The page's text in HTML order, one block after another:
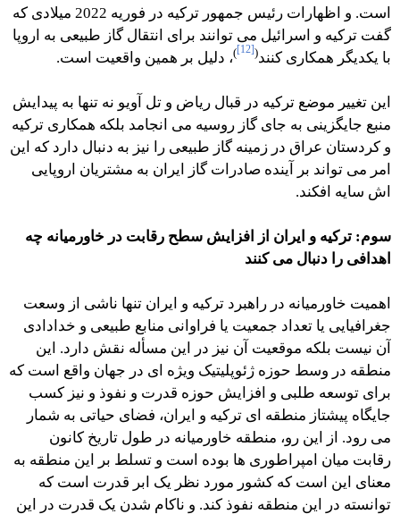
است. و اظهارات رئیس جمهور ترکیه در فوریه 2022 میلادی که
گفت ترکیه و اسرائیل می توانند برای انتقال گاز طبیعی به اروپا
با یکدیگر همکاری کنند(
[12]
)، دلیل بر همین واقعیت است.
این تغییر موضع ترکیه در قبال ریاض و تل آویو نه تنها به پیدایش
منبع جایگزینی به جای گاز روسیه می انجامد بلکه همکاری ترکیه
و کردستان عراق در زمینه گاز طبیعی را نیز به دنبال دارد که این
امر می تواند بر آینده صادرات گاز ایران به مشتریان اروپایی
اش سایه افکند.
سوم: ترکیه و ایران از افزایش سطح رقابت در خاورمیانه چه
اهدافی را دنبال می کنند
اهمیت خاورمیانه در راهبرد ترکیه و ایران تنها ناشی از وسعت
جغرافیایی یا تعداد جمعیت یا فراوانی منابع طبیعی و خدادادی
آن نیست بلکه موقعیت آن نیز در این مسأله نقش دارد. این
منطقه در وسط حوزه ژئوپلیتیک ویژه ای در جهان واقع است که
برای توسعه طلبی و افزایش حوزه قدرت و نفوذ و نیز کسب
جایگاه پیشتاز منطقه ای ترکیه و ایران، فضای حیاتی به شمار
می رود. از این رو، منطقه خاورمیانه در طول تاریخ کانون
رقابت میان امپراطوری ها بوده است و تسلط بر این منطقه به
معنای این است که کشور مورد نظر یک ابر قدرت است که
توانسته در این منطقه نفوذ کند. و ناکام شدن یک قدرت در این